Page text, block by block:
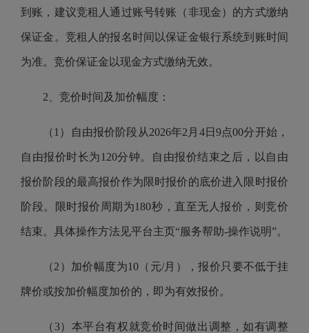
到账，建议竞租人通过账号转账（非现金）的方式缴纳
保证金。竞租人的报名时间以保证金银行系统到账时间
为准。竞价保证金以现金方式缴纳无效。
2、竞价时间及加价幅度：
（1）自由报价阶段从2026年2月4日9点00分开始，
自由报价时长为120分钟。自由报价结束之后，以自由
报价阶段的最高报价作为限时报价的底价进入限时报价
阶段。限时报价周期为180秒，直至无人报价，则竞价
结束。具体操作方法见平台主页“服务帮助-操作说明”。
（2）加价幅度为10（元/月），报价只要不低于挂
牌价或按加价幅度加价的，即为有效报价。
（3）本平台有权就竞价时间做出调整，如有调整